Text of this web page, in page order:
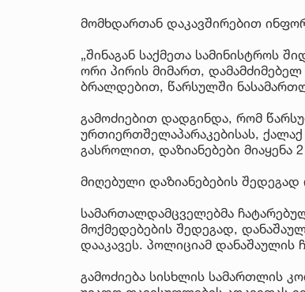
მომხდართან დაკავშირებით
„შინაგან საქმეთა სამინისტროს
ორი პირის მიმართ,
ბრალდებით, წარსულში
გამოძიებით დადგინდა, რომ
ურთიერთშელაპარაკებისას,
გასროლით, დაზიანებები მიაყენა
მიღებული დაზიანებების
სამართალდამცველებმა
მოქმედებების შედეგად,
დააკავეს. პოლიციამ დანაშაულის
გამოძიება სისხლის სამართლის